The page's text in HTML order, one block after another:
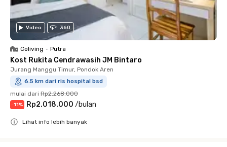
Video 360
Coliving • Putra
Kost Rukita Cendrawasih JM Bintaro
Jurang Manggu Timur, Pondok Aren
6.5 km dari ris hospital bsd
mulai dari Rp2.268.000
-11% Rp2.018.000 /bulan
Lihat info lebih banyak